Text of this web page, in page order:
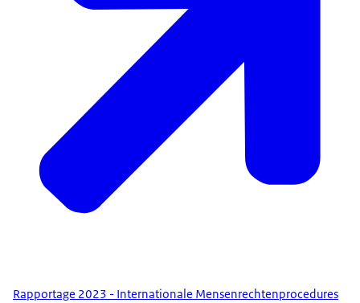
Rapportage 2023 - Internationale Mensenrechtenprocedures